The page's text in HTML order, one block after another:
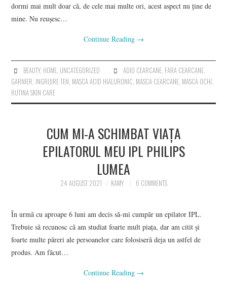
dormi mai mult doar că, de cele mai multe ori, acest aspect nu ține de
mine. Nu reușesc…
Continue Reading →
BEAUTY, HOME, UNCATEGORIZED ADIO CEARCANE, FARA CEARCANE,
GARNIER INGRIJIRE TEN MASCA ACID HIALURONIC MASCA CEARCANE MASCA OCHI
RUTINA SKIN CARE
CUM MI-A SCHIMBAT VIAȚA
EPILATORUL MEU IPL PHILIPS
LUMEA
24 AUGUST 2021 KAMY 6 COMMENTS
În urmă cu aproape 6 luni am decis să-mi cumpăr un epilator IPL.
Trebuie să recunosc că am studiat foarte mult piața, dar am citit și
foarte multe păreri ale persoanelor care folosiseră deja un astfel de
produs. Am făcut…
Continue Reading →